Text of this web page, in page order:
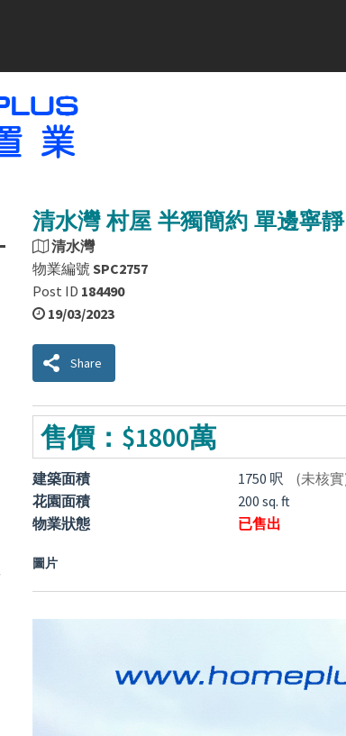
清水灣 村屋 半獨簡約 單邊寧
清水灣
物業編號SPC2757
Post ID 184490
19/03/2023
Share
售價：$1800萬
建築面積 1750 呎
(未核實
花園面積
200 sq. ft
物業狀態
已售出
圖片